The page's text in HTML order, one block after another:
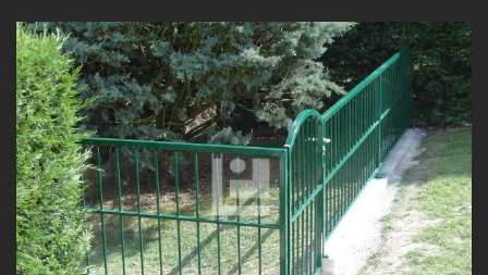
FABRICATION MÉTALLIQUE
NOSRÉALISATIONS
NOSRÉFÉRENCES
ACTUALITÉS/ PRESSE